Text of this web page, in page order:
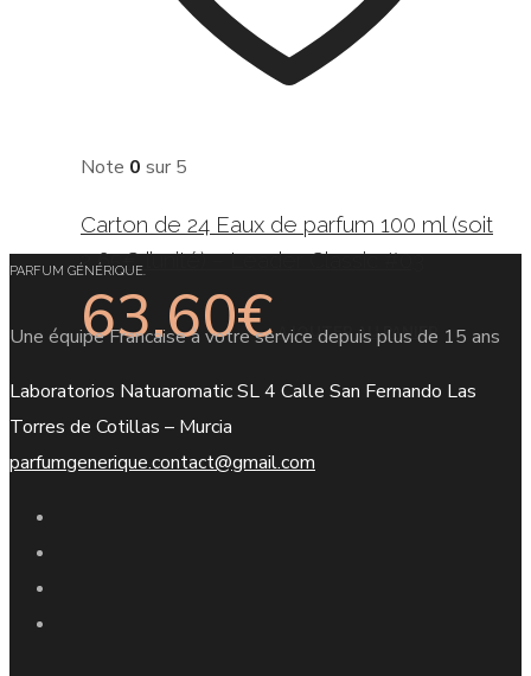
Note 0 sur 5
Carton de 24 Eaux de parfum 100 ml (soit
2,65€ l’unité) – Leader Classic #03
63.60€ AJOUTER AU PANIER
PARFUM GÉNÉRIQUE.
Une équipe Francaise à votre service depuis plus de 15 ans
Laboratorios Natuaromatic SL 4 Calle San Fernando Las
Torres de Cotillas – Murcia
parfumgenerique.contact@gmail.com